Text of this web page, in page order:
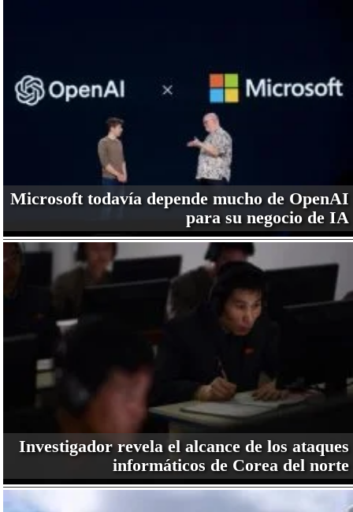
Microsoft todavía depende mucho de OpenAI
para su negocio de IA
Investigador revela el alcance de los ataques
informáticos de Corea del norte